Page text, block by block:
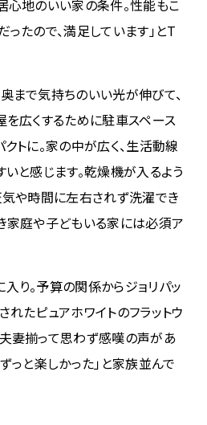
心地のいい家の条件。性能もこ
ったので、満足しています」とT
まで気持ちのいい光が伸びて、
を広くするために駐車スペース
トに。家の中が広く、生活動線
いと感じます。乾燥機が入るよう
気や時間に左右されず洗濯でき
家庭や子どもいる家には必須ア
り。予算の関係からジョリパッ
れたピュアホワイトのフラットウ
妻揃って思わず感嘆の声があ
っと楽しかった」と家族並んで